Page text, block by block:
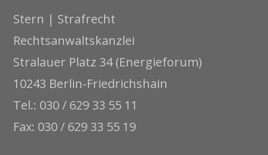
Stern | Strafrecht
Rechtsanwaltskanzlei
Stralauer Platz 34 (Energieforum)
10243 Berlin-Friedrichshain
Tel.: 030 / 629 33 55 11
Fax: 030 / 629 33 55 19